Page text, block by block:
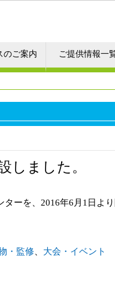
のご案内 ご提供情報一
しました。
ーを、2016年6月1日より
・監修 大会・イベント